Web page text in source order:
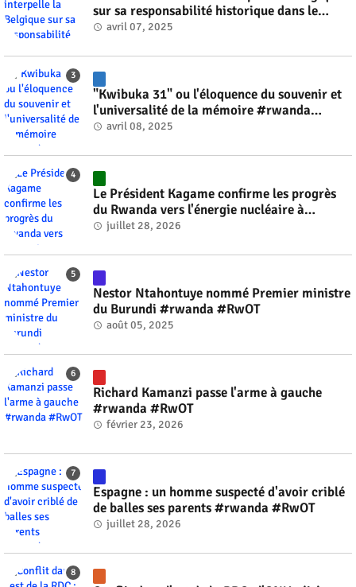
sur sa responsabilité historique dans le
génocide #rwanda #RwOT
avril 07, 2025
"Kwibuka 31" ou l'éloquence du souvenir et
l'universalité de la mémoire #rwanda
#RwOT
avril 08, 2025
Le Président Kagame confirme les progrès
du Rwanda vers l'énergie nucléaire à
l'horizon 2030 #rwanda #RwOT
juillet 28, 2026
Nestor Ntahontuye nommé Premier ministre
du Burundi #rwanda #RwOT
août 05, 2025
Richard Kamanzi passe l'arme à gauche
#rwanda #RwOT
février 23, 2026
Espagne : un homme suspecté d'avoir criblé
de balles ses parents #rwanda #RwOT
juillet 28, 2026